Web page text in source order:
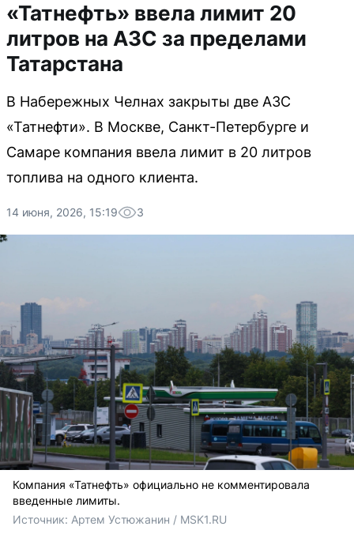
«Татнефть» ввела лимит 20
литров на АЗС за пределами
Татарстана
В Набережных Челнах закрыты две АЗС
«Татнефти». В Москве, Санкт-Петербурге и
Самаре компания ввела лимит в 20 литров
топлива на одного клиента.
14 июня, 2026, 15:19 3
Компания «Татнефть» официально не комментировала
введенные лимиты.
Источник: Артем Устюжанин / MSK1.RU